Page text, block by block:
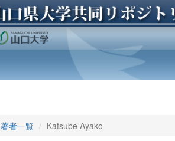
著者一覧 Katsube Ayako